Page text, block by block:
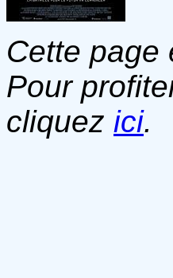
Cette page
Pour
cliquez ici.